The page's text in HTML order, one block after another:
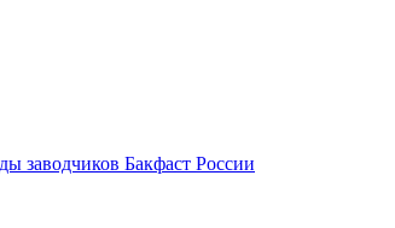
заводчиков Бакфаст России